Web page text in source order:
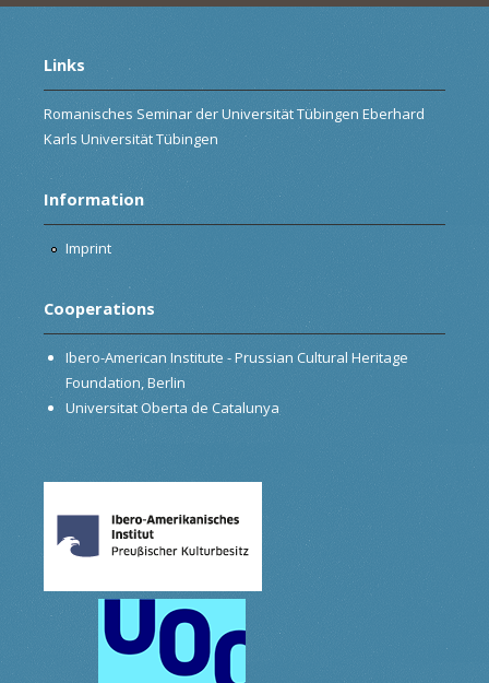
Links
Romanisches Seminar der Universität Tübingen Eberhard
Karls Universität Tübingen
Information
Imprint
Cooperations
Ibero-American Institute - Prussian Cultural Heritage
Foundation, Berlin
Universitat Oberta de Catalunya